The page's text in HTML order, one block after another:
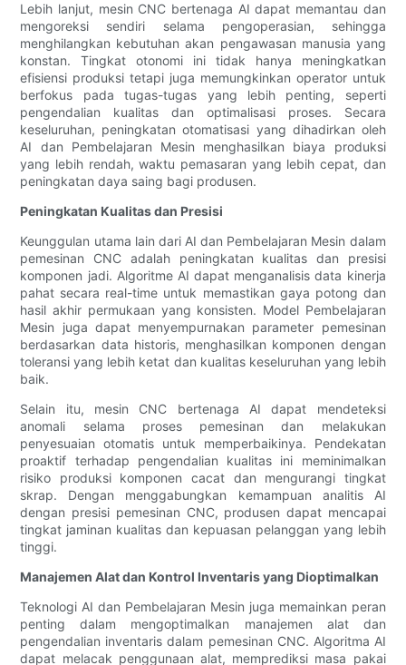
Lebih lanjut, mesin CNC bertenaga AI dapat memantau dan
mengoreksi sendiri selama pengoperasian, sehingga
menghilangkan kebutuhan akan pengawasan manusia yang
konstan. Tingkat otonomi ini tidak hanya meningkatkan
efisiensi produksi tetapi juga memungkinkan operator untuk
berfokus pada tugas-tugas yang lebih penting, seperti
pengendalian kualitas dan optimalisasi proses. Secara
keseluruhan, peningkatan otomatisasi yang dihadirkan oleh
AI dan Pembelajaran Mesin menghasilkan biaya produksi
yang lebih rendah, waktu pemasaran yang lebih cepat, dan
peningkatan daya saing bagi produsen.
Peningkatan Kualitas dan Presisi
Keunggulan utama lain dari AI dan Pembelajaran Mesin dalam
pemesinan CNC adalah peningkatan kualitas dan presisi
komponen jadi. Algoritme AI dapat menganalisis data kinerja
pahat secara real-time untuk memastikan gaya potong dan
hasil akhir permukaan yang konsisten. Model Pembelajaran
Mesin juga dapat menyempurnakan parameter pemesinan
berdasarkan data historis, menghasilkan komponen dengan
toleransi yang lebih ketat dan kualitas keseluruhan yang lebih
baik.
Selain itu, mesin CNC bertenaga AI dapat mendeteksi
anomali selama proses pemesinan dan melakukan
penyesuaian otomatis untuk memperbaikinya. Pendekatan
proaktif terhadap pengendalian kualitas ini meminimalkan
risiko produksi komponen cacat dan mengurangi tingkat
skrap. Dengan menggabungkan kemampuan analitis AI
dengan presisi pemesinan CNC, produsen dapat mencapai
tingkat jaminan kualitas dan kepuasan pelanggan yang lebih
tinggi.
Manajemen Alat dan Kontrol Inventaris yang Dioptimalkan
Teknologi AI dan Pembelajaran Mesin juga memainkan peran
penting dalam mengoptimalkan manajemen alat dan
pengendalian inventaris dalam pemesinan CNC. Algoritma AI
dapat melacak penggunaan alat, memprediksi masa pakai